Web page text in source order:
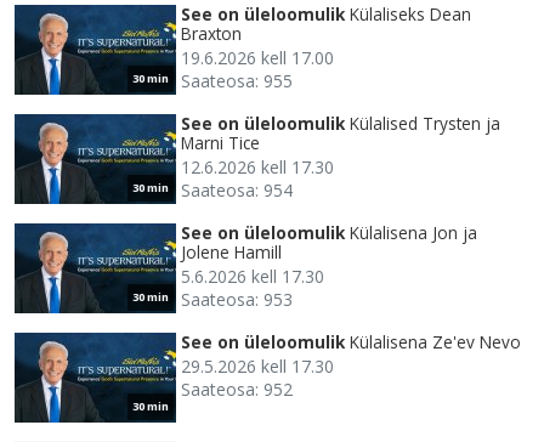
30 min
See on üleloomulik Külaliseks Dean
Braxton
19.6.2026 kell 17.00
Saateosa: 955
30 min
See on üleloomulik Külalised Trysten ja
Marni Tice
12.6.2026 kell 17.30
Saateosa: 954
30 min
See on üleloomulik Külalisena Jon ja
Jolene Hamill
5.6.2026 kell 17.30
Saateosa: 953
30 min
See on üleloomulik Külalisena Ze'ev Nevo
29.5.2026 kell 17.30
Saateosa: 952